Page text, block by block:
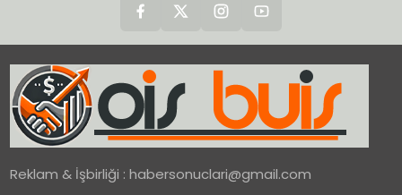
Reklam & İşbirliği :habersonuclari@gmail.com